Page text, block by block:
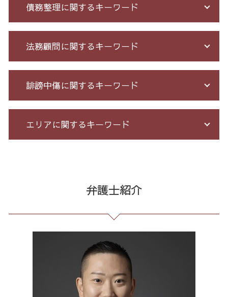
詐欺 被害 お金 戻っ て くる
出資 詐欺
還付金詐欺 戻ってくる
競馬 ソフト 詐欺 手口
ネット 詐欺 被害 届
投資 信託 詐欺
投資セミナー 怪しい
アマゾン 詐欺 被害
サクラ サイト 詐欺
競馬 予想 詐欺
架空請求 とは
未公開株 詐欺
ネット 詐欺 被害
債務整理に関するキーワード
破産 免責
借金 債務整理 メリット
借金 無料相談 電話
破産 流れ
債務整理 自己破産 連帯保証人
自己破産 免責 不許可
債務整理 借金 金額
個人 自己破産 デメリット
個人再生 債務整理 メリット
過払い とは
個人再生 デメリット メリット
法務顧問に関するキーワード
パワハラ 相談 解決
残業代 未払い
顧問 弁護士 メリット
契約 書 リーガル チェック
長 時間 労働 問題
有給 取得 トラブル
戦略法務 とは
残業 未払い 請求
臨床法務 とは
会社 法務
セクハラ 相談 解決
誹謗中傷に関するキーワード
情報開示請求 費用
発信者情報 開示請求
誹謗中傷 削除
誹謗中傷 被害
誹謗中傷 SNS
誹謗中傷 相談
誹謗中傷 逮捕
誹謗中傷 罪
エリアに関するキーワード
契約書作成 東京都 弁護士
マルチ商法 23区 弁護士
過払い金請求 全国 弁護士
消費者被害 全国 相談
過払い金請求 港区 弁護士
労働問題 東京都 相談
債務整理 全国 相談
架空請求 23区 相談
弁護士紹介